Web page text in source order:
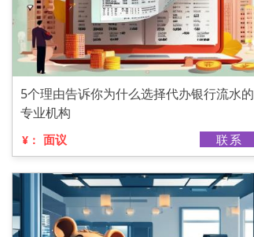
5个理由告诉你为什么选择代办银行流水的
专业机构
¥： 面议 联系